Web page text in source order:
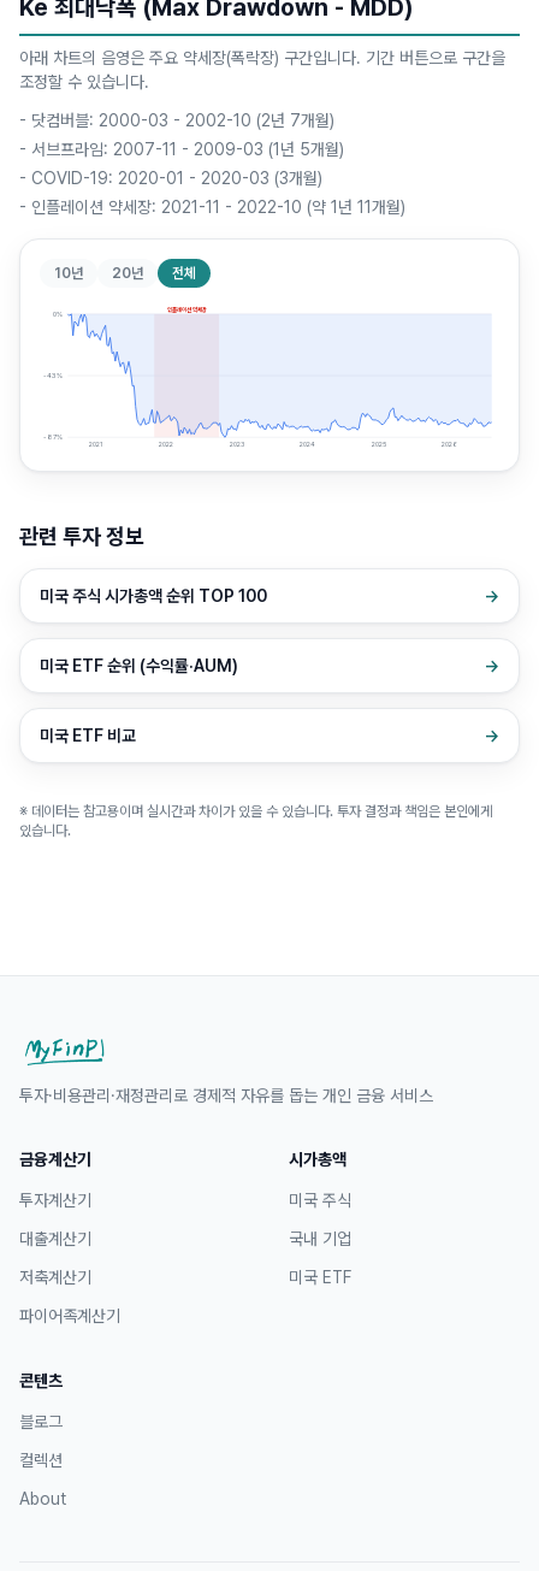
Ke 최대낙폭 (Max Drawdown - MDD)
아래 차트의 음영은 주요 약세장(폭락장) 구간입니다. 기간 버튼으로 구간을
조정할 수 있습니다.
- 닷컴버블: 2000-03 - 2002-10 (2년 7개월)
- 서브프라임: 2007-11 - 2009-03 (1년 5개월)
- COVID-19: 2020-01 - 2020-03 (3개월)
- 인플레이션 약세장: 2021-11 - 2022-10 (약 1년 11개월)
10년 20년 전체
인플레이션 약세장
0%
-43%
-87%
2021 2022 2023 2024 2025 2026
관련 투자 정보
미국 주식 시가총액 순위 TOP 100 →
미국 ETF 순위 (수익률·AUM) →
미국 ETF 비교 →
※ 데이터는 참고용이며 실시간과 차이가 있을 수 있습니다. 투자 결정과 책임은 본인에게
있습니다.
투자·비용관리·재정관리로 경제적 자유를 돕는 개인 금융 서비스
금융계산기
투자계산기
대출계산기
저축계산기
파이어족계산기
시가총액
미국 주식
국내 기업
미국 ETF
콘텐츠
블로그
컬렉션
About